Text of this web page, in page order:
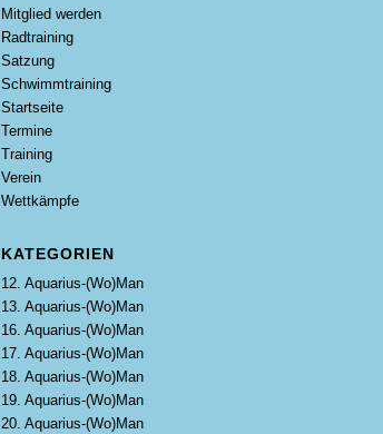
Mitglied werden
Radtraining
Satzung
Schwimmtraining
Startseite
Termine
Training
Verein
Wettkämpfe
KATEGORIEN
12. Aquarius-(Wo)Man
13. Aquarius-(Wo)Man
16. Aquarius-(Wo)Man
17. Aquarius-(Wo)Man
18. Aquarius-(Wo)Man
19. Aquarius-(Wo)Man
20. Aquarius-(Wo)Man